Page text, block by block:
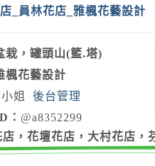
_員林花店_雅楓花藝設計
栽，罐頭山(籃.塔)
楓花藝設計
姐
後台管理
： @a8352299
，花壇花店，大村花店，